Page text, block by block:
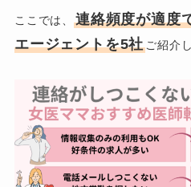
ここでは、
連絡頻度が適度
エージェントを5社ご紹介